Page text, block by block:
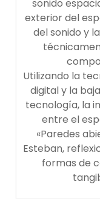
sonido
exterior del
del sonido y
Utilizando la
digital y la
tecnología, la
entre el
«Paredes
Esteban,
formas de